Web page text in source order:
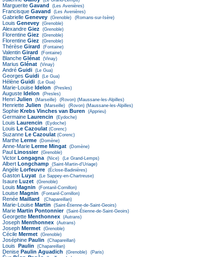
Marguerite Gavand (Les Avenières)
Francisque Gavand (Les Avenières)
Gabrielle Genevey (Grenoble) (Romans-sur-Isère)
Louis Genevey (Grenoble)
Alexandre Giez (Grenoble)
Florentine Giez (Grenoble)
Florentine Giez (Grenoble)
Thérèse Girard (Fontaine)
Valentin Girard (Fontaine)
Blanche Glénat (Vinay)
Marius Glénat (Vinay)
André Guidi (Le Gua)
Georges Guidi (Le Gua)
Hélène Guidi (Le Gua)
Marie-Louise Idelon (Presles)
Auguste Idelon (Presles)
Henri Julien (Marseille) (Rovon) (Maussane-les-Alpilles)
Henriette Julien (Marseille) (Rovon) (Maussane-les-Alpilles)
Sophie Krebs Vinches van Buren (Apprieu)
Germaine Laurencin (Eydoche)
Louis Laurencin (Eydoche)
Louis Le Cazoulat (Corenc)
Suzanne Le Cazoulat (Corenc)
Marthe Lerme (Domène)
Anne-Marie Lerme Mingat (Domène)
Paul Linossier (Grenoble)
Victor Longagna (Nice) (Le Grand-Lemps)
Albert Longchamp (Saint-Martin-d'Uriage)
Angèle Lorfeuvre (Éclose-Badinières)
Gaston Luyat (Le Sappey-en-Chartreuse)
Isaure Luzet (Grenoble)
Louis Magnin (Fontanil-Cornillon)
Louise Magnin (Fontanil-Cornillon)
Renée Maillard (Chapareillan)
Marie-Louise Martin (Saint-Étienne-de-Saint-Geoirs)
Marie Martin Pontonnier (Saint-Étienne-de-Saint-Geoirs)
Georgette Menthonnex (Autrans)
Joseph Menthonnex (Autrans)
Joseph Mermet (Grenoble)
Cécile Mermet (Grenoble)
Joséphine Paulin (Chapareillan)
Louis Paulin (Chapareillan)
Denise Paulin Aguadich (Grenoble) (Paris)